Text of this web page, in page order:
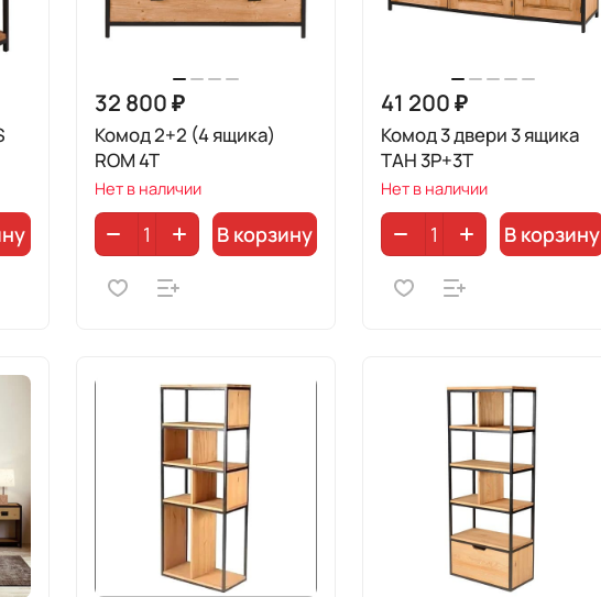
32 800 ₽
Комод 2+2 (4 ящика)
ROM 4T
Нет в наличии
В корзину
41 200 ₽
Комод 3 двери 3 ящика
ТAH 3P+3T
Нет в наличии
В корзину